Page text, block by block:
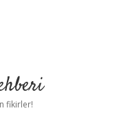
fikirler!